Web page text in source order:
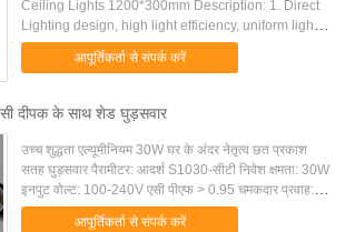
Ceiling Lights 1200*300mm Description: 1. Direct
Lighting design, high light efficiency, uniform light
output; 2. Convenient installation, erection,
embedded, surface ....
आपूर्तिकर्ता से संपर्क करें
दीपक के साथ शेड घुड़सवार
उच्च शुद्धता एल्यूमीनियम 30W घर के अंदर नेतृत्व छत प्रकाश
सतह घुड़सवार पैरामीटर: आदर्श S1030-सीटी निवेश क्षमता: 30W
इनपुट वोल्ट: 100-240V एसी पीएफ > 0.95 चमकदार प्रवाह:
3000 एल एम CRI: 85 रा एलईडी प्रकाश स्रोत: ...
आपूर्तिकर्ता से संपर्क करें